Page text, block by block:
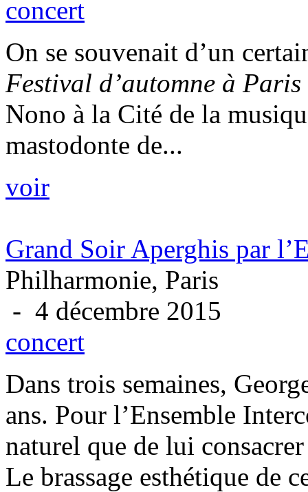
concert
On se souvenait d’un
Festival d’automne à Paris
Nono à la Cité de la
mastodonte de...
voir
Grand Soir Aperghis par
Philharmonie, Paris
- 4 décembre 2015
concert
Dans trois semaines,
ans. Pour l’Ensemble
naturel que de lui
Le brassage esthétique de